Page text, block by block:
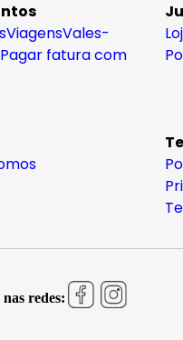
ViagensVales-
Pagar fatura com
nas redes: